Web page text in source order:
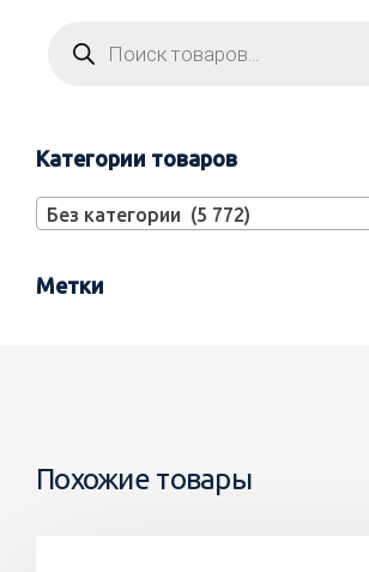
Категории товаров
Без категории (5 772)
Метки
Похожие товары